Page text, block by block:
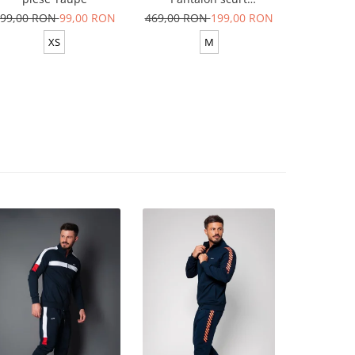
RON99,00 RON
XS
Yellow/White
469,00 RON199,00 RON
M